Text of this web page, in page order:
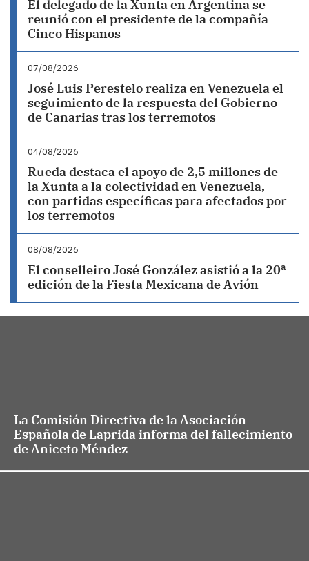
El delegado de la Xunta en Argentina se
reunió con el presidente de la compañía
Cinco Hispanos
07/08/2026
José Luis Perestelo realiza en Venezuela el
seguimiento de la respuesta del Gobierno
de Canarias tras los terremotos
04/08/2026
Rueda destaca el apoyo de 2,5 millones de
la Xunta a la colectividad en Venezuela,
con partidas específicas para afectados por
los terremotos
08/08/2026
El conselleiro José González asistió a la 20ª
edición de la Fiesta Mexicana de Avión
La Comisión Directiva de la Asociación
Española de Laprida informa del fallecimiento
de Aniceto Méndez